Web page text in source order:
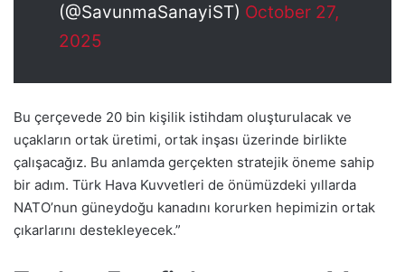
(@SavunmaSanayiST) October 27,
2025
Bu çerçevede 20 bin kişilik istihdam oluşturulacak ve
uçakların ortak üretimi, ortak inşası üzerinde birlikte
çalışacağız. Bu anlamda gerçekten stratejik öneme sahip
bir adım. Türk Hava Kuvvetleri de önümüzdeki yıllarda
NATO’nun güneydoğu kanadını korurken hepimizin ortak
çıkarlarını destekleyecek.”